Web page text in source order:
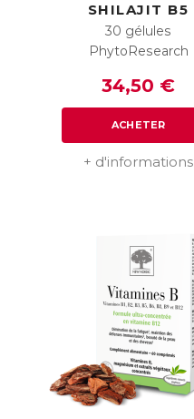
SHILAJIT B5
30 gélules
PhytoResearch
34,50 €
ACHETER
+ d'informations